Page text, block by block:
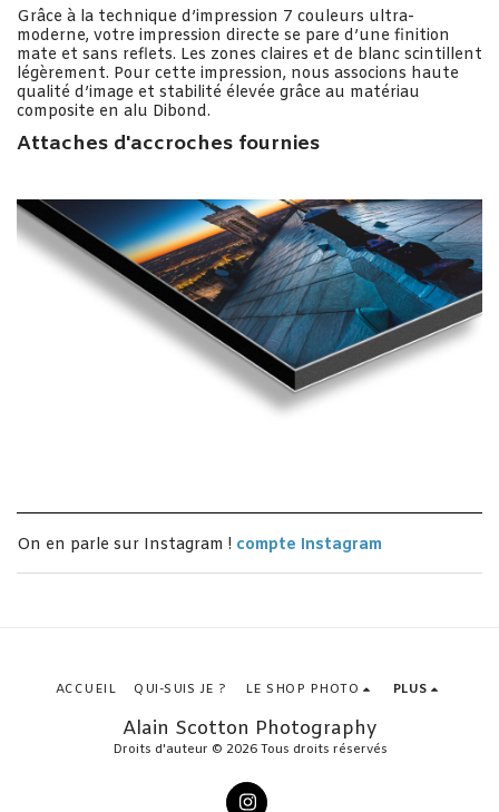
Grâce à la technique d’impression 7 couleurs ultra-
moderne, votre impression directe se pare d’une finition
mate et sans reflets. Les zones claires et de blanc scintillent
légèrement. Pour cette impression, nous associons haute
qualité d’image et stabilité élevée grâce au matériau
composite en alu Dibond.
Attaches d'accroches fournies
On en parle sur Instagram ! compte Instagram
Alain Scotton Photography
Droits d'auteur © 2026 Tous droits réservés
ACCUEIL QUI-SUIS JE ? LE SHOP PHOTO PLUS